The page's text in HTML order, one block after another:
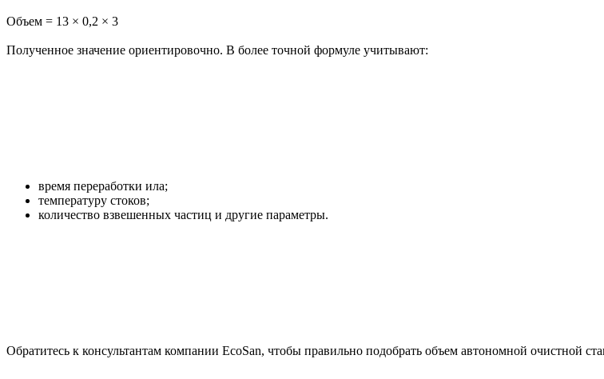
Объем = 13 × 0,2 × 3
Полученное значение ориентировочно. В более точной формуле учитывают:
время переработки ила;
температуру стоков;
количество взвешенных частиц и другие параметры.
Обратитесь к консультантам компании EcoSan, чтобы правильно подобрать объем автономной очистной